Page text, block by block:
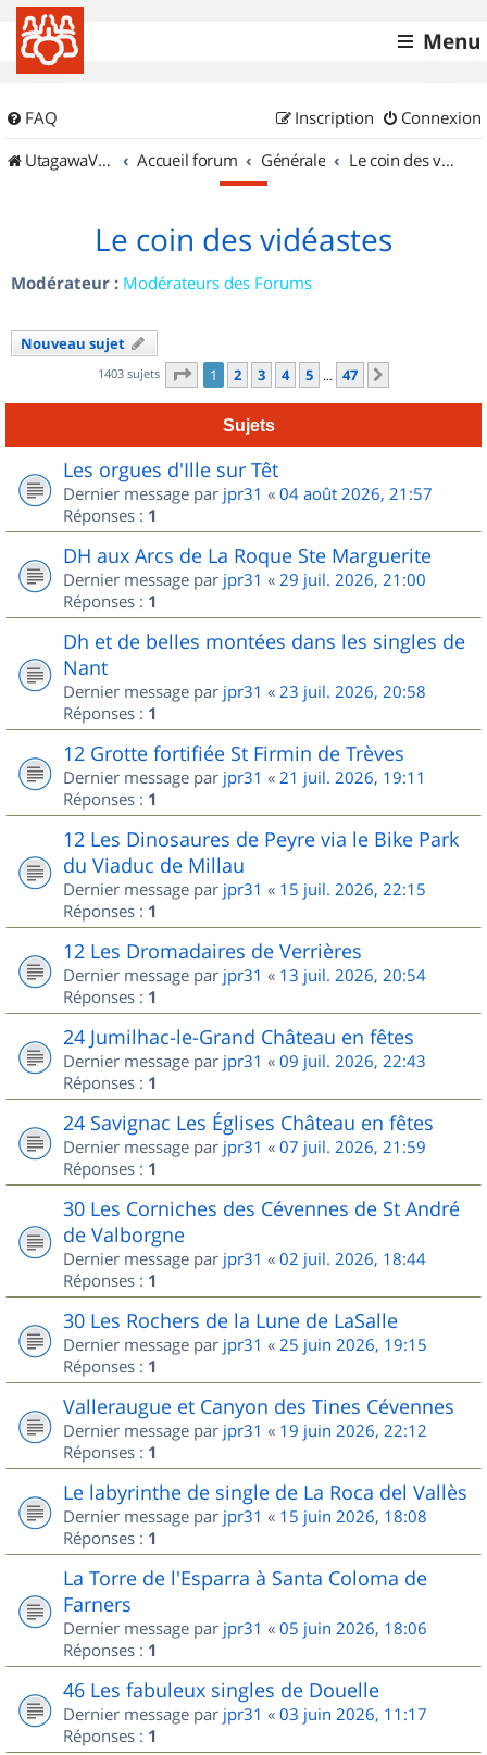
Menu
FAQ Connexion
Inscription
UtagawaVTT (Randos VTT et VTTAE avec traces GPS)
Accueil forum Générale Le coin des vidéastes
Le coin des vidéastes
Modérateur : Modérateurs des Forums
Nouveau sujet
1403 sujets Page 1sur
1 2 3 4 5 … 47
Sujets
Les orgues d'Ille sur Têt
Dernier message par jpr31 « 04 août 2026, 21:57
Réponses : 1
DH aux Arcs de La Roque Ste Marguerite
Dernier message par jpr31 « 29 juil. 2026, 21:00
Réponses : 1
Dh et de belles montées dans les singles de
Nant
Dernier message par jpr31 « 23 juil. 2026, 20:58
Réponses : 1
12 Grotte fortifiée St Firmin de Trèves
Dernier message par jpr31 « 21 juil. 2026, 19:11
Réponses : 1
12 Les Dinosaures de Peyre via le Bike Park
du Viaduc de Millau
Dernier message par jpr31 « 15 juil. 2026, 22:15
Réponses : 1
12 Les Dromadaires de Verrières
Dernier message par jpr31 « 13 juil. 2026, 20:54
Réponses : 1
24 Jumilhac-le-Grand Château en fêtes
Dernier message par jpr31 « 09 juil. 2026, 22:43
Réponses : 1
24 Savignac Les Églises Château en fêtes
Dernier message par jpr31 « 07 juil. 2026, 21:59
Réponses : 1
30 Les Corniches des Cévennes de St André
de Valborgne
Dernier message par jpr31 « 02 juil. 2026, 18:44
Réponses : 1
30 Les Rochers de la Lune de LaSalle
Dernier message par jpr31 « 25 juin 2026, 19:15
Réponses : 1
Valleraugue et Canyon des Tines Cévennes
Dernier message par jpr31 « 19 juin 2026, 22:12
Réponses : 1
Le labyrinthe de single de La Roca del Vallès
Dernier message par jpr31 « 15 juin 2026, 18:08
Réponses : 1
La Torre de l'Esparra à Santa Coloma de
Farners
Dernier message par jpr31 « 05 juin 2026, 18:06
Réponses : 1
46 Les fabuleux singles de Douelle
Dernier message par jpr31 « 03 juin 2026, 11:17
Réponses : 1